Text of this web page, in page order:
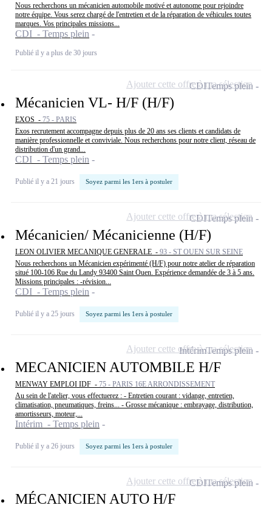
Nous recherchons un mécanicien automobile motivé et autonome pour rejoindre
notre équipe. Vous serez chargé de l'entretien et de la réparation de véhicules toutes
marques. Vos principales missions...
CDI - Temps plein
Publié il y a plus de 30 jours
Mécanicien VL- H/F (H/F)
EXOS - 75 - PARIS
Exos recrutement accompagne depuis plus de 20 ans ses clients et candidats de
manière professionnelle et conviviale. Nous recherchons pour notre client, réseau de
distribution d'un grand...
CDI - Temps plein
Publié il y a 21 jours Soyez parmi les 1ers à postuler
CDITemps plein
Ajouter cette offre à ma sélection
Mécanicien/ Mécanicienne (H/F)
LEON OLIVIER MECANIQUE GENERALE - 93 - ST OUEN SUR SEINE
Nous recherchons un Mécanicien expérimenté (H/F) pour notre atelier de réparation
situé 100-106 Rue du Landy 93400 Saint Ouen. Expérience demandée de 3 à 5 ans.
Missions principales : -révision...
CDI - Temps plein
Publié il y a 25 jours Soyez parmi les 1ers à postuler
CDITemps plein
Ajouter cette offre à ma sélection
MECANICIEN AUTOMBILE H/F
MENWAY EMPLOI IDF - 75 - PARIS 16E ARRONDISSEMENT
Au sein de l'atelier, vous effectuerez : - Entretien courant : vidange, entretien,
climatisation, pneumatiques, freins... - Grosse mécanique : embrayage, distribution,
amortisseurs, moteur,...
Intérim - Temps plein
Publié il y a 26 jours Soyez parmi les 1ers à postuler
IntérimTemps plein
Ajouter cette offre à ma sélection
MÉCANICIEN AUTO H/F
CDITemps plein
Ajouter cette offre à ma sélection